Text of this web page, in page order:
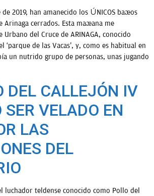
2019, han amanecido los ÚNICOS baños
Arinaga cerrados. Esta mañana me
Urbano del Cruce de ARINAGA, conocido
‘parque de las Vacas’, y, como es habitual en
un nutrido grupo de personas, unas jugando
DEL CALLEJÓN IV
SER VELADO EN
LAS
DEL
luchador teldense conocido como Pollo del